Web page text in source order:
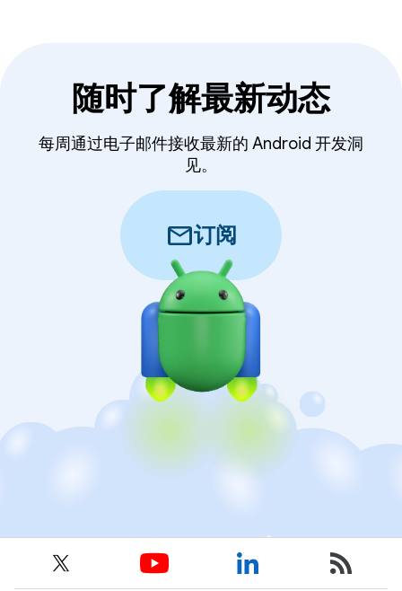
随时了解最新动态
每周通过电子邮件接收最新的 Android 开发洞
见。
mail订阅